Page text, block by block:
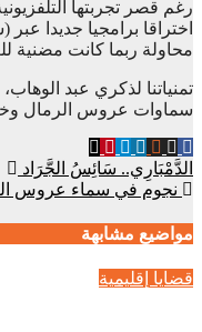
رغم قصر تجربتها
اختراقا برامجيا جديدا
محاولة ربما كانت مضنية
تمنياتنا لذكري عبد
سماوات عروس الرمال
تصفّح
المقالات
الدَّمْبَارِي.. سَائِسُ الجَّرَاد
نجوم في سماء عروس
مواضيع مشابهة
قضايا إقليمية